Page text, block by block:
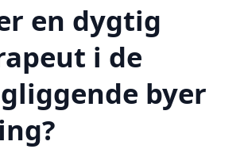
en dygtig
i de
byer